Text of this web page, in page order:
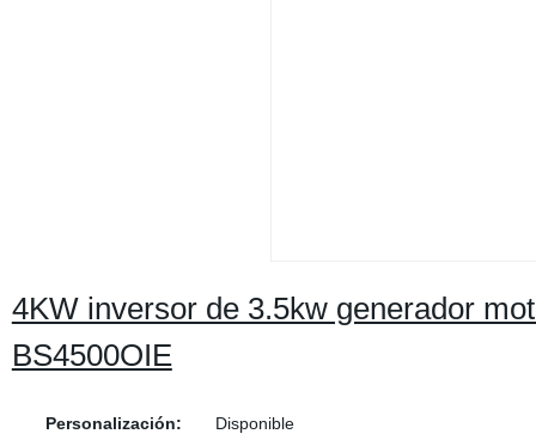
4KW inversor de 3.5kw generador
BS4500OIE
Personalización:
Disponible